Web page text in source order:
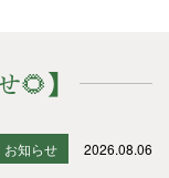
🌻】
お知らせ 2026.08.06